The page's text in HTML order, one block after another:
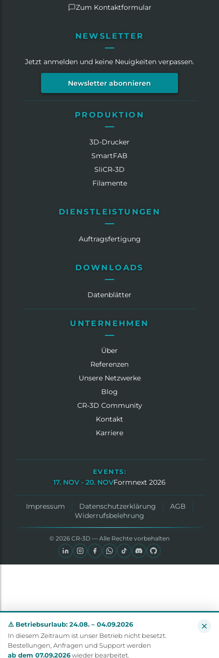
Zum Kontaktformular
NEWSLETTER
Jetzt anmelden und keine Neuigkeiten verpassen.
Newsletter abonnieren
PRODUKTION
3D-Drucker
SmartFAB
SliCR‑3D
Filamente
DIENSTLEISTUNGEN
Auftragsfertigung
DOWNLOADS
Datenblätter
UNTERNEHMEN
Über
Referenzen
Unsere Netzwerke
Blog
CR‑3D Community
Kontakt
Karriere
EVENTS:
17. NOV - 20. NOVFormnext 2026
Impressum Datenschutzerklärung
AGB
Widerrufsbelehrung
© 2026 CR‑3D — Alle Rechte vorbehalten
⚠️ Betriebsurlaub: 24.08. – 04.09.2026
In diesem Zeitraum ist unser Betrieb nicht besetzt.
Bestellungen, Anfragen und Support werden
ab dem 07.09.2026wieder bearbeitet.